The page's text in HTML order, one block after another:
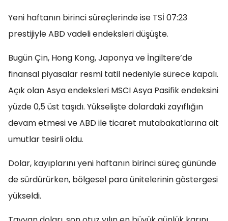
Yeni haftanın birinci süreçlerinde ise TSİ 07:23
prestijiyle ABD vadeli endeksleri düşüşte.
Bugün Çin, Hong Kong, Japonya ve İngiltere’de
finansal piyasalar resmi tatil nedeniyle sürece kapalı.
Açık olan Asya endeksleri MSCI Asya Pasifik endeksini
yüzde 0,5 üst taşıdı. Yükselişte dolardaki zayıflığın
devam etmesi ve ABD ile ticaret mutabakatlarına ait
umutlar tesirli oldu.
Dolar, kayıplarını yeni haftanın birinci süreç gününde
de sürdürürken, bölgesel para ünitelerinin göstergesi
yükseldi.